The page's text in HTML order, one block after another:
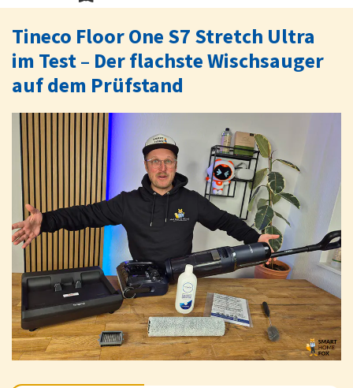
Tineco Floor One S7 Stretch Ultra
im Test – Der flachste Wischsauger
auf dem Prüfstand